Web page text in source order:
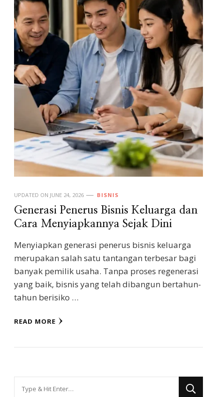
UPDATED ON JUNE 24, 2026 BISNIS
Generasi Penerus Bisnis Keluarga dan
Cara Menyiapkannya Sejak Dini
Menyiapkan generasi penerus bisnis keluarga
merupakan salah satu tantangan terbesar bagi
banyak pemilik usaha. Tanpa proses regenerasi
yang baik, bisnis yang telah dibangun bertahun-
tahun berisiko …
READ MORE